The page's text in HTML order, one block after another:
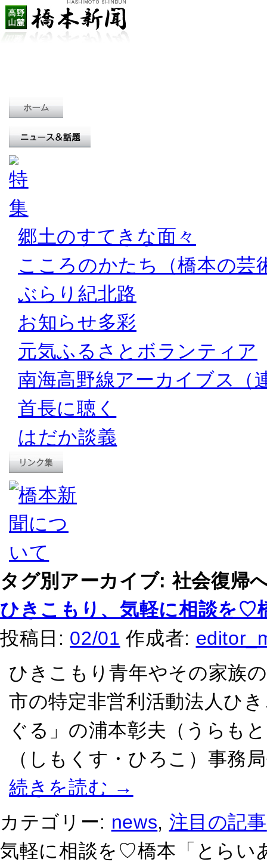
郷土のすてきな面々
こころのかたち（橋本の芸
ぶらり紀北路
お知らせ多彩
元気ふるさとボランティア
南海高野線アーカイブス（
首長に聴く
はだか談義
タグ別アーカイブ:社会復帰
ひきこもり、気軽に相談を♡
投稿日: 02/01 作成者:
ひきこもり青年やその家族
市の特定非営利活動法人ひ
ぐる」の浦本彰夫（うらも
（しもくす・ひろこ）事務
続きを読む →
カテゴリー: news, 注目の記事
気軽に相談を♡橋本「とらい